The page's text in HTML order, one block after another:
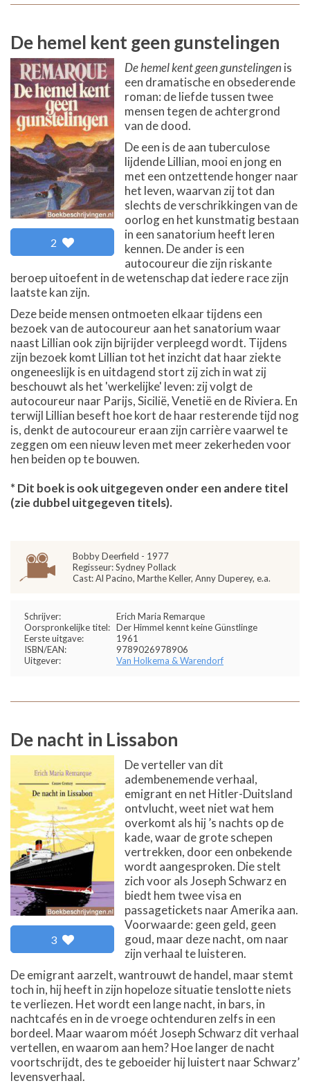
De hemel kent geen gunstelingen
2
De hemel kent geen gunstelingen is
een dramatische en obsederende
roman: de liefde tussen twee
mensen tegen de achtergrond
van de dood.
De een is de aan tuberculose
lijdende Lillian, mooi en jong en
met een ontzettende honger naar
het leven, waarvan zij tot dan
slechts de verschrikkingen van de
oorlog en het kunstmatig bestaan
in een sanatorium heeft leren
kennen. De ander is een
autocoureur die zijn riskante
beroep uitoefent in de wetenschap dat iedere race zijn
laatste kan zijn.
Deze beide mensen ontmoeten elkaar tijdens een
bezoek van de autocoureur aan het sanatorium waar
naast Lillian ook zijn bijrijder verpleegd wordt. Tijdens
zijn bezoek komt Lillian tot het inzicht dat haar ziekte
ongeneeslijk is en uitdagend stort zij zich in wat zij
beschouwt als het 'werkelijke' leven: zij volgt de
autocoureur naar Parijs, Sicilië, Venetië en de Riviera. En
terwijl Lillian beseft hoe kort de haar resterende tijd nog
is, denkt de autocoureur eraan zijn carrière vaarwel te
zeggen om een nieuw leven met meer zekerheden voor
hen beiden op te bouwen.
* Dit boek is ook uitgegeven onder een andere titel
(zie dubbel uitgegeven titels).
Bobby Deerfield - 1977
Regisseur: Sydney Pollack
Cast: Al Pacino, Marthe Keller, Anny Duperey, e.a.
Schrijver:
Erich Maria Remarque
Oorspronkelijke titel: Der Himmel kennt keine Günstlinge
Eerste uitgave:
1961
ISBN/EAN:
9789026978906
Uitgever:
Van Holkema & Warendorf
De nacht in Lissabon
3
De verteller van dit
adembenemende verhaal,
emigrant en net Hitler-Duitsland
ontvlucht, weet niet wat hem
overkomt als hij ’s nachts op de
kade, waar de grote schepen
vertrekken, door een onbekende
wordt aangesproken. Die stelt
zich voor als Joseph Schwarz en
biedt hem twee visa en
passagetickets naar Amerika aan.
Voorwaarde: geen geld, geen
goud, maar deze nacht, om naar
zijn verhaal te luisteren.
De emigrant aarzelt, wantrouwt de handel, maar stemt
toch in, hij heeft in zijn hopeloze situatie tenslotte niets
te verliezen. Het wordt een lange nacht, in bars, in
nachtcafés en in de vroege ochtenduren zelfs in een
bordeel. Maar waarom móét Joseph Schwarz dit verhaal
vertellen, en waarom aan hem? Hoe langer de nacht
voortschrijdt, des te geboeider hij luistert naar Schwarz’
levensverhaal.